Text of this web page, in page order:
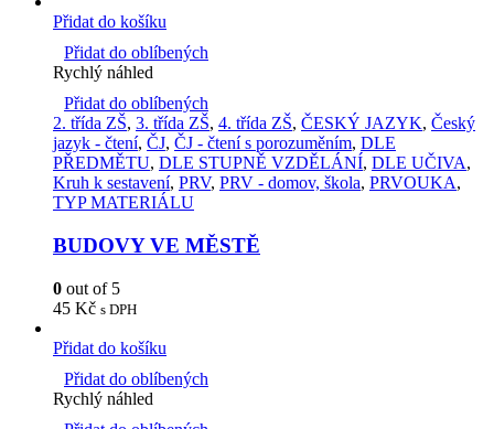
Přidat do košíku
Přidat do oblíbených
Rychlý náhled
Přidat do oblíbených
2. třída ZŠ, 3. třída ZŠ, 4. třída ZŠ, ČESKÝ JAZYK, Český
jazyk - čtení, ČJ, ČJ - čtení s porozuměním, DLE
PŘEDMĚTU, DLE STUPNĚ VZDĚLÁNÍ, DLE UČIVA,
Kruh k sestavení, PRV, PRV - domov, škola, PRVOUKA,
TYP MATERIÁLU
BUDOVY VE MĚSTĚ
0 out of 5
45 Kč s DPH
Přidat do košíku
Přidat do oblíbených
Rychlý náhled